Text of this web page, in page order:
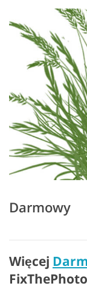
Darmowy
Więcej
FixThePhoto